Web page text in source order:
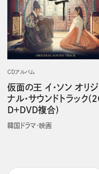
CDアルバム
仮面の王 イ・ソン オリジ
ナル・サウンドトラック
D＋DVD複合)
韓国ドラマ・映画